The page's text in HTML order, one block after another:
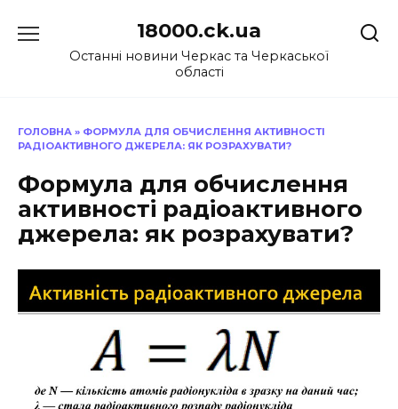
до
18000.ck.ua
Останні новини Черкас та Черкаської
області
ГОЛОВНА » ФОРМУЛА ДЛЯ ОБЧИСЛЕННЯ АКТИВНОСТІ
РАДІОАКТИВНОГО ДЖЕРЕЛА: ЯК РОЗРАХУВАТИ?
Формула для обчислення
активності радіоактивного
джерела: як розрахувати?